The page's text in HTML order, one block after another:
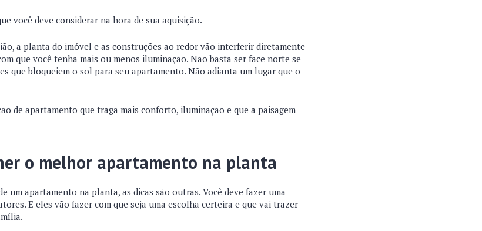
você deve considerar na hora de sua aquisição.
a planta do imóvel e as construções ao redor vão interferir diretamente
que você tenha mais ou menos iluminação. Não basta ser face norte se
que bloqueiem o sol para seu apartamento. Não adianta um lugar que o
de apartamento que traga mais conforto, iluminação e que a paisagem
o melhor apartamento na planta
um apartamento na planta, as dicas são outras. Você deve fazer uma
E eles vão fazer com que seja uma escolha certeira e que vai trazer